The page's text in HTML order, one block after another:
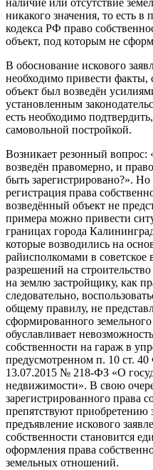
наличие или отсутствие
никакого значения, то есть в
кодекса РФ право
объект, под которым не
В обоснование искового
необходимо привести факты,
объект был возведён
установленным
есть необходимо
самовольной постройкой.
Возникает резонный вопрос:
возведён правомерно, и
быть зарегистрировано?».
регистрация права
возведённый объект не
примера можно привести
границах города
которые возводились на
райисполкомами в советское
разрешений на
на землю застройщику, как
следовательно,
общему правилу, не
сформированного
обуславливает
собственности на гараж в
предусмотренном п. 10 ст. 40
13.07.2015 № 218-ФЗ «О
недвижимости». В свою
зарегистрированного права
препятствуют приобретению
предъявление искового
собственности становится
оформления права
земельных отношений.